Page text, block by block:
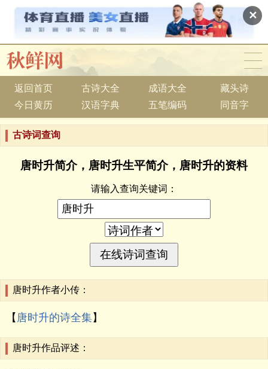
✕
返回首页 古诗大全 成语大全
藏头诗
今日黄历
汉语字典 五笔编码 同音字
古诗词查询
唐时升简介，唐时升生平简介，唐时升的资料
请输入查询关键词：
唐时升作者小传：
【 唐时升的诗全集】
唐时升作品评述：